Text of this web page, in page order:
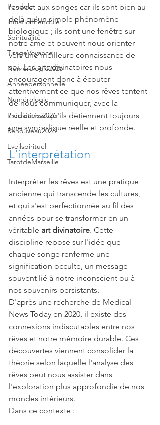
Pendule
initiationPendule
Spiritualité
TirageVoyance
Numérologie2026
Annéepersonnelle
Numérologie
Prédictions2026
Renouveau2026
Eveilspirituel
TarotdeMarseille
respect aux songes car ils sont bien au-
delà qu'un simple phénomène
biologique ; ils sont une fenêtre sur
notre âme et peuvent nous orienter
vers une meilleure connaissance de
soi. Les arts divinatoires nous
encouragent donc à écouter
attentivement ce que nos rêves tentent
de nous communiquer, avec la
conviction qu'ils détiennent toujours
une symbolique réelle et profonde.
L'interprétation
Interpréter les rêves est une pratique
ancienne qui transcende les cultures,
et qui s'est perfectionnée au fil des
années pour se transformer en un
véritable art divinatoire. Cette
discipline repose sur l'idée que
chaque songe renferme une
signification occulte, un message
souvent lié à notre inconscient ou à
nos souvenirs persistants.
D'après une recherche de Medical
News Today en 2020, il existe des
connexions indiscutables entre nos
rêves et notre mémoire durable. Ces
découvertes viennent consolider la
théorie selon laquelle l'analyse des
rêves peut nous assister dans
l'exploration plus approfondie de nos
mondes intérieurs.
Dans ce contexte :